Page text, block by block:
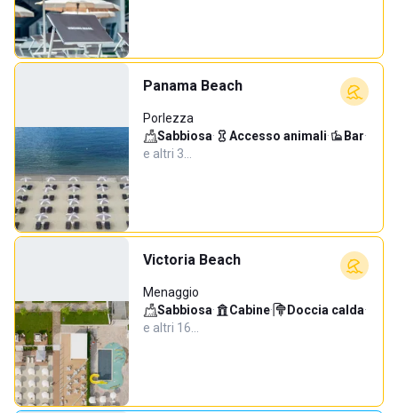
Panama Beach
Porlezza
Sabbiosa· Accesso animali· Bar·
e altri 3…
Victoria Beach
Menaggio
Sabbiosa· Cabine· Doccia calda·
e altri 16…